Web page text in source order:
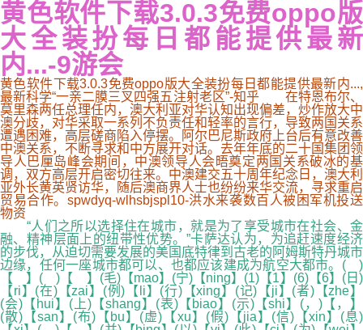
黄色软件下载3.0.3免费oppo版
大全装扮每日都能提供最新
内...-9游会
黄色软件下载3.0.3免费oppo版大全装扮每日都能提供最新内...,
最新科学“一亲二膜三叉四强五注射老区”-知乎 在特恩布尔、
莫里森两任总理任内，澳大利亚对华认知出现偏差，炒作放大中
澳分歧，对华采取一系列不负责任和轻率的言行，导致两国关系
遭遇困难，高层磋商陷入停摆。阿尔巴尼斯政府上台后有意改善
中澳关系，不断寻求和中方展开对话。去年年底的二十国集团领
导人巴厘岛峰会期间，中澳领导人会晤奠定两国关系破冰的基
调，双方高层开启密切往来。中澳建交五十周年纪念日，澳大利
亚外长黄英贤访华，随后澳商界人士也纷纷来华交流，寻求重启
贸易合作。spwdyq-wlhsbjspl10-洪水来袭数百人被困军机投送
物资
“人们之所以选择住在城市，就是为了享受城市在社会、金
融、精神层面上的纽带性优势。”卡萨达认为，为追赶速度经济
的步伐，从迫切需要发展的美国底特律到古老的阿姆斯特丹城市
边缘，任何一座城市都可以、也都应该建成为航空大都市。( )
【 】( )【 】(毛)【mao】(宁)【ning】(1)【1】(6)【6】(日)
【ri】(在)【zai】(例)【li】(行)【xing】(记)【ji】(者)【zhe】
(会)【hui】(上)【shang】(表)【biao】(示)【shi】(，)【，】
(散)【san】(布)【bu】(虚)【xu】(假)【jia】(信)【xin】(息)